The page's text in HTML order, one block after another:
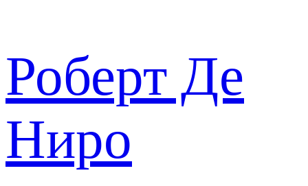
Роберт Де
Ниро